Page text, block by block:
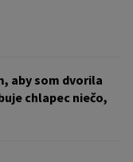
aby som dvorila
chlapec niečo,